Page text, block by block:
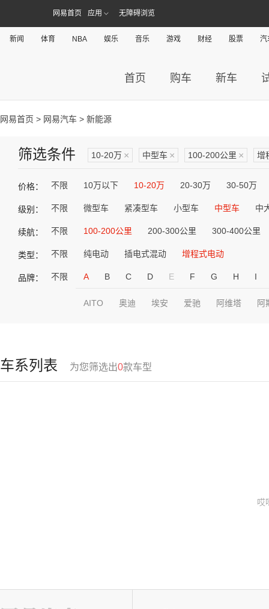
网易首页 应用 无障碍浏览
新闻 体育 NBA 娱乐 音乐 游戏 财经 股票 汽
首页 购车 新车
网易首页 > 网易汽车 > 新能源
筛选条件 10-20万 × 中型车 × 100-200公里 × 增
价格： 不限 10万以下 10-20万 20-30万 30-50万
级别： 不限 微型车 紧凑型车 小型车 中型车 中
续航： 不限 100-200公里 200-300公里 300-400公里
类型： 不限 纯电动 插电式混动 增程式电动
品牌： 不限 A B C D E F G H I
AITO 奥迪 埃安 爱驰 阿维塔 阿
车系列表 为您筛选出0款车型
哎